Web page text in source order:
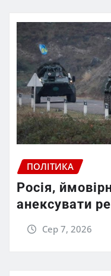
ПОЛІТИКА
Росія,
анексувати
Сер 7, 2026